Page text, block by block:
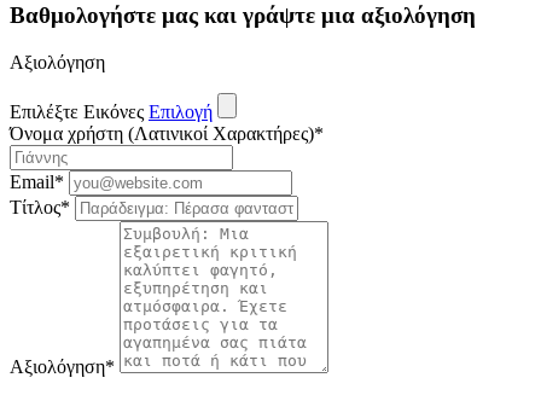
Βαθμολογήστε μας και γράψτε μια αξιολόγηση
Αξιολόγηση
Επιλέξτε Εικόνες Επιλογή
Όνομα χρήστη (Λατινικοί Χαρακτήρες)*
Email*
Τίτλος*
Αξιολόγηση*